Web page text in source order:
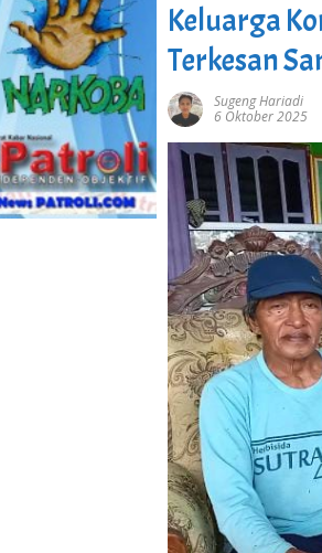
Keluarga
Terkesan
Sugeng Hariadi
6 Oktober 2025